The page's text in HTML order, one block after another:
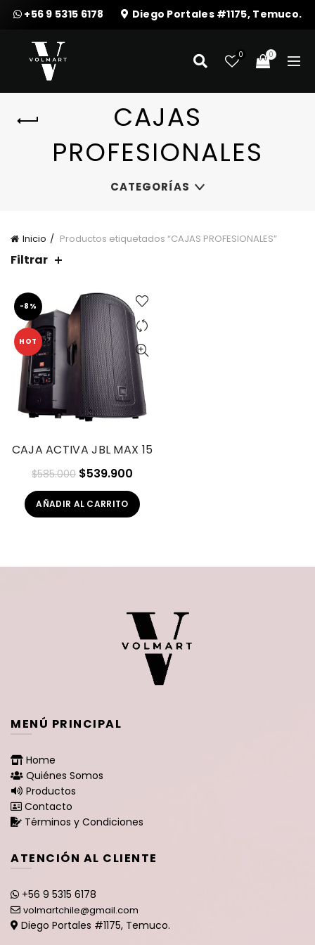
+56 9 5315 6178 Diego Portales #1175, Temuco.
0 0
CAJAS
PROFESIONALES
CATEGORÍAS
Inicio Productos etiquetados “CAJAS PROFESIONALES”
Filtrar
-8%
HOT
CAJA ACTIVA JBL MAX 15
$585.000 El
precio
original
$539.900
precio
actual
AÑADIR AL CARRITO
MENÚ PRINCIPAL
Home
Quiénes Somos
Productos
Contacto
Términos y Condiciones
ATENCIÓN AL CLIENTE
+56 9 5315 6178
volmartchile@gmail.com
Diego Portales #1175, Temuco.